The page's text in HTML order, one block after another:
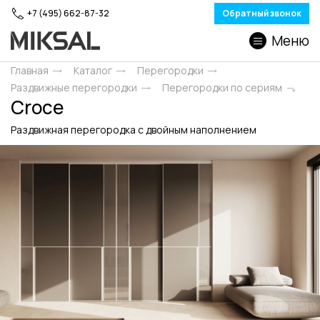
+7 (495) 662-87-32 Обратный звонок
Меню
Главная Каталог
Перегородки
Раздвижные перегородки
Перегородки по сериям
Croce
Раздвижная перегородка с двойным наполнением